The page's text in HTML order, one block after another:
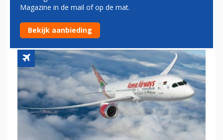
IN OP ROUTE NAAR
AMSTERDAM
Magazine in de mail of op de mat.
Bekijk aanbieding